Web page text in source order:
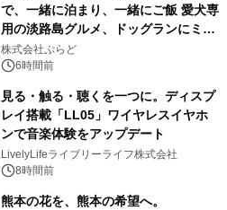
で、一緒に泊まり、一緒にご飯 愛犬専
用の淡路島グルメ、ドッグランにミニ
プール グランピングとトレーラーハウ
スの2施設で
株式会社ぷらど
6時間前
見る・触る・聴くを一つに。ディスプ
レイ搭載「LL05」ワイヤレスイヤホ
ンで音楽体験をアップデート
LivelyLifeライブリーライフ株式会社
8時間前
熊本の花を、熊本の希望へ。